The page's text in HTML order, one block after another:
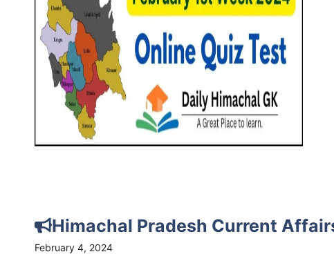
Himachal Pradesh Current
February 4, 2024